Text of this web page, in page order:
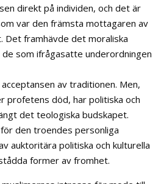
direkt på individen, och det är
var den främsta mottagaren av
Det framhävde det moraliska
som ifrågasatte underordningen
av traditionen. Men,
profetens död, har politiska och
det teologiska budskapet.
den troendes personliga
auktoritära politiska och kulturella
former av fromhet.